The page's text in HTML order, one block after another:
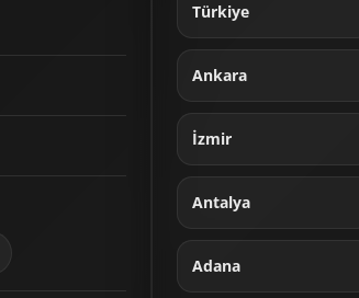
Türkiye
Ankara
İzmir
Antalya
Adana